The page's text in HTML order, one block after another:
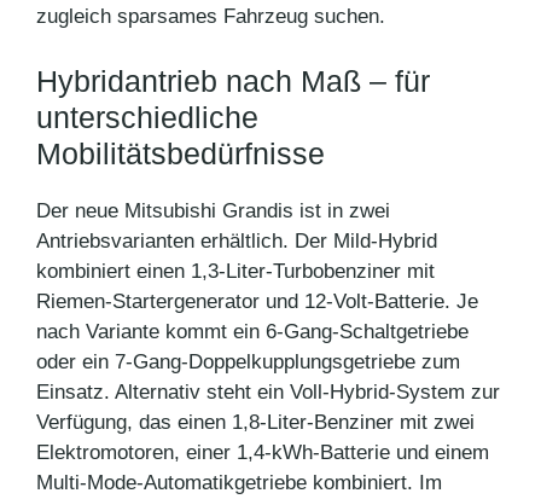
zugleich sparsames Fahrzeug suchen.
Hybridantrieb nach Maß – für
unterschiedliche
Mobilitätsbedürfnisse
Der neue Mitsubishi Grandis ist in zwei
Antriebsvarianten erhältlich. Der Mild-Hybrid
kombiniert einen 1,3-Liter-Turbobenziner mit
Riemen-Startergenerator und 12-Volt-Batterie. Je
nach Variante kommt ein 6-Gang-Schaltgetriebe
oder ein 7-Gang-Doppelkupplungsgetriebe zum
Einsatz. Alternativ steht ein Voll-Hybrid-System zur
Verfügung, das einen 1,8-Liter-Benziner mit zwei
Elektromotoren, einer 1,4-kWh-Batterie und einem
Multi-Mode-Automatikgetriebe kombiniert. Im